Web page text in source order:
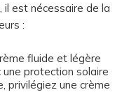
il est nécessaire de la
:
fluide et légère
protection solaire
privilégiez une crème